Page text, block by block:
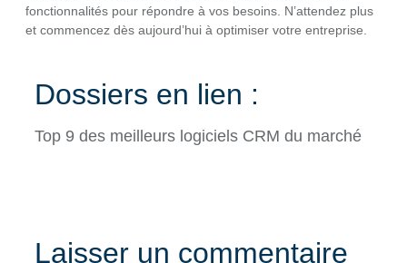
fonctionnalités pour répondre à vos besoins. N’attendez plus
et commencez dès aujourd’hui à optimiser votre entreprise.
Dossiers en lien :
Top 9 des meilleurs logiciels CRM du marché
Laisser un commentaire